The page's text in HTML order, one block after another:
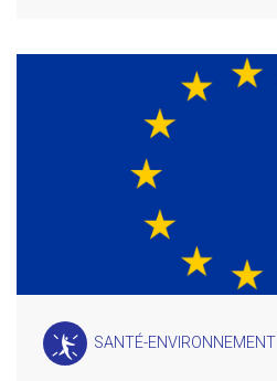
SANTÉ-ENVIRONNEMENT